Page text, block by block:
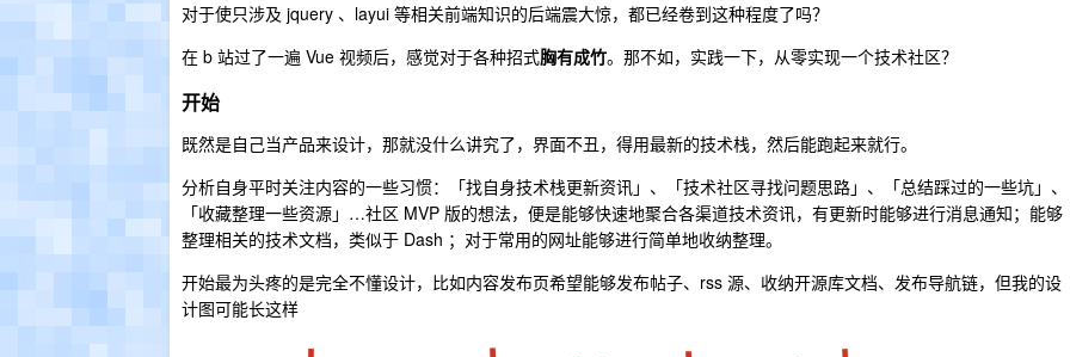
对于使只涉及 jquery 、layui 等相关前端知识的后端震大惊，都已经卷到这种程度了吗？
在 b 站过了一遍 Vue 视频后，感觉对于各种招式胸有成竹。那不如，实践一下，从零实现一个技术社区？
开始
既然是自己当产品来设计，那就没什么讲究了，界面不丑，得用最新的技术栈，然后能跑起来就行。
分析自身平时关注内容的一些习惯：「找自身技术栈更新资讯」、「技术社区寻找问题思路」、「总结踩过的一些坑」、
「收藏整理一些资源」…社区 MVP 版的想法，便是能够快速地聚合各渠道技术资讯，有更新时能够进行消息通知；能够
整理相关的技术文档，类似于 Dash ；对于常用的网址能够进行简单地收纳整理。
开始最为头疼的是完全不懂设计，比如内容发布页希望能够发布帖子、rss 源、收纳开源库文档、发布导航链，但我的设
计图可能长这样